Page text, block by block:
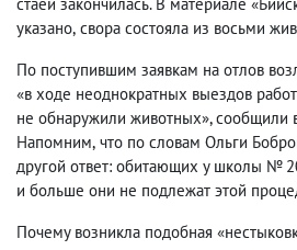
указано, свора состояла из восьми
По поступившим заявкам на отлов
«в ходе неоднократных выездов
не обнаружили животных», сообщили
Напомним, что по словам Ольги
другой ответ: обитающих у школы №
и больше они не подлежат этой
Почему возникла подобная